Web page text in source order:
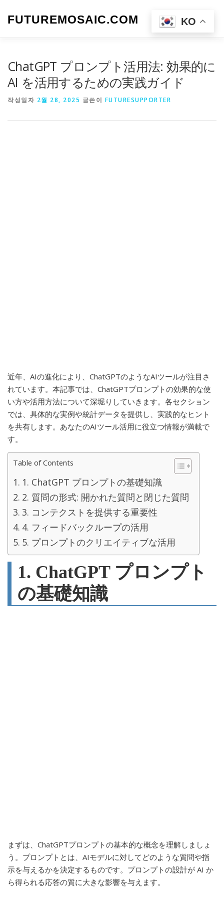
FUTUREMOSAIC.COM 메뉴
ChatGPT プロンプト活用法: 効果的に
AI を活用するための実践ガイド
작성일자 2월 28, 2025 글쓴이 FUTURESUPPORTER
近年、AIの進化により、ChatGPTのようなAIツールが注目さ
れています。本記事では、ChatGPTプロンプトの効果的な使
い方や活用方法について深堀りしていきます。各セクション
では、具体的な実例や統計データを提供し、実践的なヒント
を共有します。あなたのAIツール活用に役立つ情報が満載で
す。
Table of Contents
1. ChatGPT プロンプトの基礎知識
2. 質問の形式: 開かれた質問と閉じた質問
3. コンテクストを提供する重要性
4. フィードバックループの活用
5. プロンプトのクリエイティブな活用
1. ChatGPT プロンプト
の基礎知識
まずは、ChatGPTプロンプトの基本的な概念を理解しましょ
う。プロンプトとは、AIモデルに対してどのような質問や指
示を与えるかを決定するものです。プロンプトの設計が AI か
ら得られる応答の質に大きな影響を与えます。
KO